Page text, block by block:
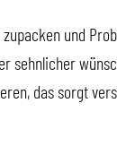
und
sehnlicher
das sorgt